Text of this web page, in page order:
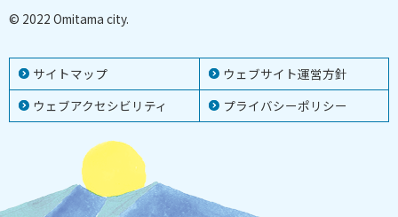
サイトマップ
ウェブサイト運営方針
ウェブアクセシビリティ
プライバシーポリシー
© 2022 Omitama city.